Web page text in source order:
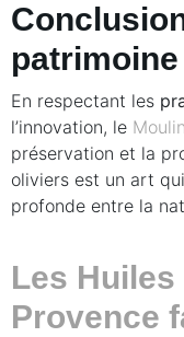
En respectant les
l’innovation, le
préservation et la
oliviers est un art
profonde entre la
Les Huiles
Provence